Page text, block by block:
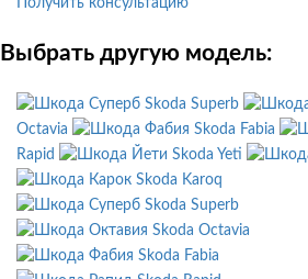
Получить консультацию
Выбрать другую модель:
Skoda Superb
Octavia
Skoda Fabia
Rapid
Skoda Yeti
Skoda Karoq
Skoda Superb
Skoda Octavia
Skoda Fabia